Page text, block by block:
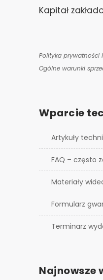
Kapitał
Polityka prywatności
Ogólne warunki
Wparcie
Artykuły
FAQ – często
Materiały
Formularz
Terminarz
Najnowsze